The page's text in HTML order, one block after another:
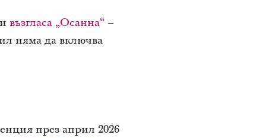
възгласа „Осанна“–
няма да включва
през април 2026